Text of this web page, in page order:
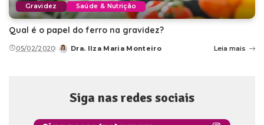
Gravidez Saúde & Nutrição
Qual é o papel do ferro na gravidez?
05/02/2020
Posted
Dra. Ilza Maria Monteiro Leia mais
Siga nas redes sociais